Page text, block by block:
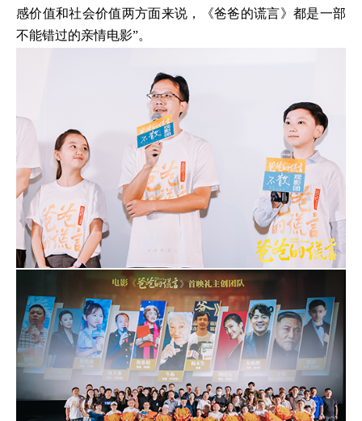
感价值和社会价值两方面来说，《爸爸的谎言》都是一部
不能错过的亲情电影”。